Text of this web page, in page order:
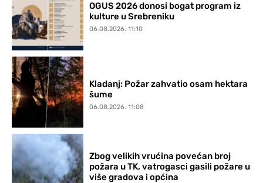
OGUS 2026 donosi bogat program iz
kulture u Srebreniku
06.08.2026. 11:10
Kladanj: Požar zahvatio osam hektara
šume
06.08.2026. 11:08
Zbog velikih vrućina povećan broj
požara u TK, vatrogasci gasili požare u
više gradova i općina